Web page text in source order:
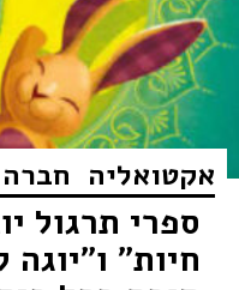
אקטואליה חברה
ספרי תרגול
חיות"